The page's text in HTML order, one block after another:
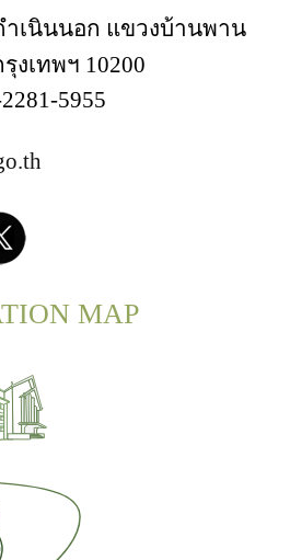
เนินนอก แขวงบ้านพาน
งเทพฯ 10200
5955
MAP